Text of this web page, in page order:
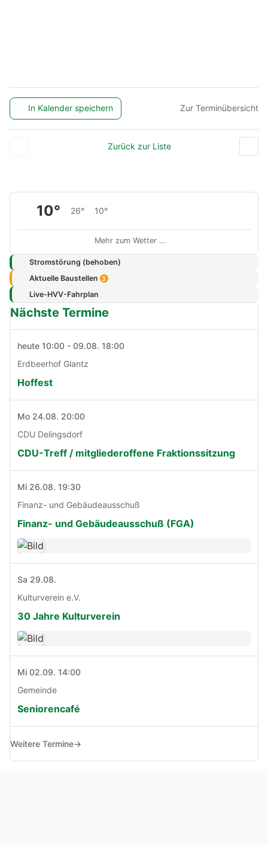
In Kalender speichern Zur Terminübersicht
Zurück zur Liste
10° 26° 10°
Mehr zum Wetter …
Stromstörung (behoben)
Aktuelle Baustellen 3
Live-HVV-Fahrplan
Nächste Termine
heute 10:00 - 09.08. 18:00
Erdbeerhof Glantz
Hoffest
Mo 24.08. 20:00
CDU Delingsdorf
CDU-Treff / mitgliederoffene Fraktionssitzung
Mi 26.08. 19:30
Finanz- und Gebäudeausschuß
Finanz- und Gebäudeausschuß (FGA)
Sa 29.08.
Kulturverein e.V.
30 Jahre Kulturverein
Mi 02.09. 14:00
Gemeinde
Seniorencafé
Weitere Termine→